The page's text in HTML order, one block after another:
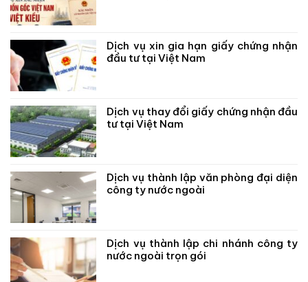
Dịch vụ xin gia hạn giấy chứng nhận
đầu tư tại Việt Nam
Dịch vụ thay đổi giấy chứng nhận đầu
tư tại Việt Nam
Dịch vụ thành lập văn phòng đại diện
công ty nước ngoài
Dịch vụ thành lập chi nhánh công ty
nước ngoài trọn gói